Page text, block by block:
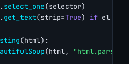
select_one(selector)
get_text(strip=True) if el
(html):
(html, "html.parser"